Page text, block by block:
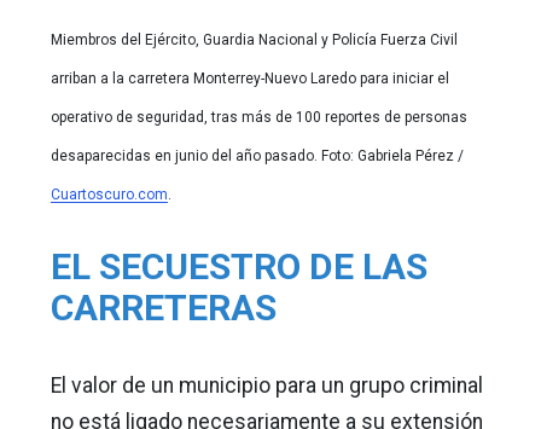
Miembros del Ejército, Guardia Nacional y Policía Fuerza Civil
arriban a la carretera Monterrey-Nuevo Laredo para iniciar el
operativo de seguridad, tras más de 100 reportes de personas
desaparecidas en junio del año pasado. Foto: Gabriela Pérez /
Cuartoscuro.com.
EL SECUESTRO DE LAS
CARRETERAS
El valor de un municipio para un grupo criminal
no está ligado necesariamente a su extensión